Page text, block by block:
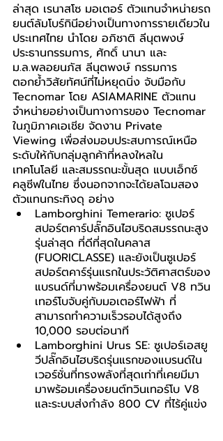
ล่าสุด เรนาสโซ มอเตอร์ ตัวแทนจำหน่ายรถ
ยนต์ลัมโบร์กินีอย่างเป็นทางการรายเดียวใน
ประเทศไทย นำโดย อภิชาติ ลีนุตพงษ์
ประธานกรรมการ, ศักดิ์ นานา และ
ม.ล.พลอยนภัส ลีนุตพงษ์ กรรมการ
ตอกย้ำวิสัยทัศน์ที่ไม่หยุดนิ่ง จับมือกับ
Tecnomar โดย ASIAMARINE ตัวแทน
จำหน่ายอย่างเป็นทางการของ Tecnomar
ในภูมิภาคเอเชีย จัดงาน Private
Viewing เพื่อส่งมอบประสบการณ์เหนือ
ระดับให้กับกลุ่มลูกค้าที่หลงใหลใน
เทคโนโลยี และสมรรถนะขั้นสุด แบบเอ็กซ์
คลูซีฟในไทย ซึ่งนอกจากจะได้ยลโฉมสอง
ตัวแทนกระทิงดุ อย่าง
Lamborghini Temerario: ซูเปอร์
สปอร์ตคาร์ปลั๊กอินไฮบริดสมรรถนะสูง
รุ่นล่าสุด ที่ดีที่สุดในคลาส
(FUORICLASSE) และยังเป็นซูเปอร์
สปอร์ตคาร์รุ่นแรกในประวัติศาสตร์ของ
แบรนด์ที่มาพร้อมเครื่องยนต์ V8 ทวิน
เทอร์โบจับคู่กับมอเตอร์ไฟฟ้า ที่
สามารถทำความเร็วรอบได้สูงถึง
10,000 รอบต่อนาที
Lamborghini Urus SE: ซูเปอร์เอสยู
วีปลั๊กอินไฮบริดรุ่นแรกของแบรนด์ใน
เวอร์ชั่นที่ทรงพลังที่สุดเท่าที่เคยมีมา
มาพร้อมเครื่องยนต์ทวินเทอร์โบ V8
และระบบส่งกำลัง 800 CV ที่ไร้คู่แข่ง